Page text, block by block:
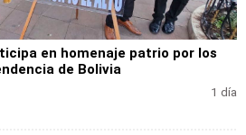
en homenaje patrio por los
de Bolivia
1 día